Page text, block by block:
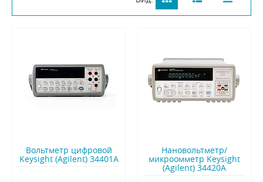
Вольтметр цифровой
Keysight (Agilent) 34401A
Нановольтметр/
микроомметр Keysight
(Agilent) 34420A